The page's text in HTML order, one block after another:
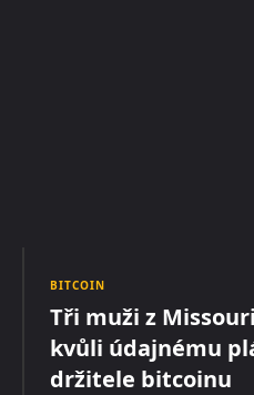
BITCOIN
Tři muži z
kvůli údajnému
držitele bitcoinu